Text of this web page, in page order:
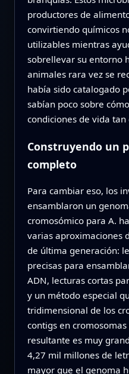
productores de
convirtiendo químicos
utilizables mientras
sobrellevar su entorno
animales rara vez se
había sido catalogado
sabían poco sobre
condiciones de vida tan
Construyendo un
completo
Para cambiar eso, los
ensamblaron un
cromosómico para A.
varias aproximaciones
de última generación:
precisas para
ADN, lecturas cortas
y un método especial
tridimensional de los
contigs en
resultante es muy
4,27 mil millones de
mayor que el genoma